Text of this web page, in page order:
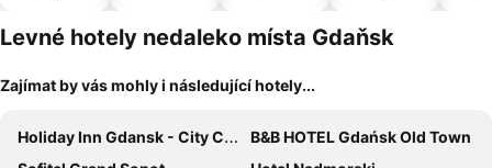
domácí
zvířata
Levné hotely nedaleko místa Gdaňsk
Zajímat by vás mohly i následující hotely...
Holiday Inn Gdansk - City Centre By Ihg
B&B HOTEL Gdańsk Old Town